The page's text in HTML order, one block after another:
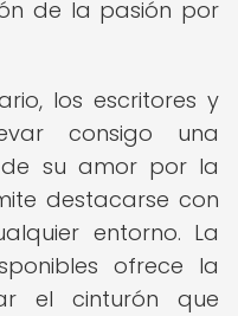
de la pasión por
los escritores y
consigo una
de su amor por la
destacarse con
entorno. La
ofrece la
el cinturón que